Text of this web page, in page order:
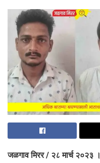
जळगाव मिरर / २८ मार्च २०२३ ।